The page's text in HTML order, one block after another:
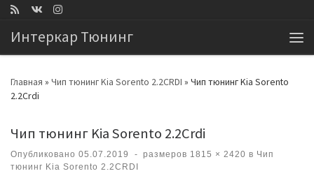
Интеркар Тюнинг
Главная » Чип тюнинг Kia Sorento 2.2CRDI » Чип тюнинг Kia Sorento
2.2Crdi
Чип тюнинг Kia Sorento 2.2Crdi
Опубликовано 05.07.2019 - размеров 1815 × 2420 в Чип
тюнинг Kia Sorento 2.2CRDI